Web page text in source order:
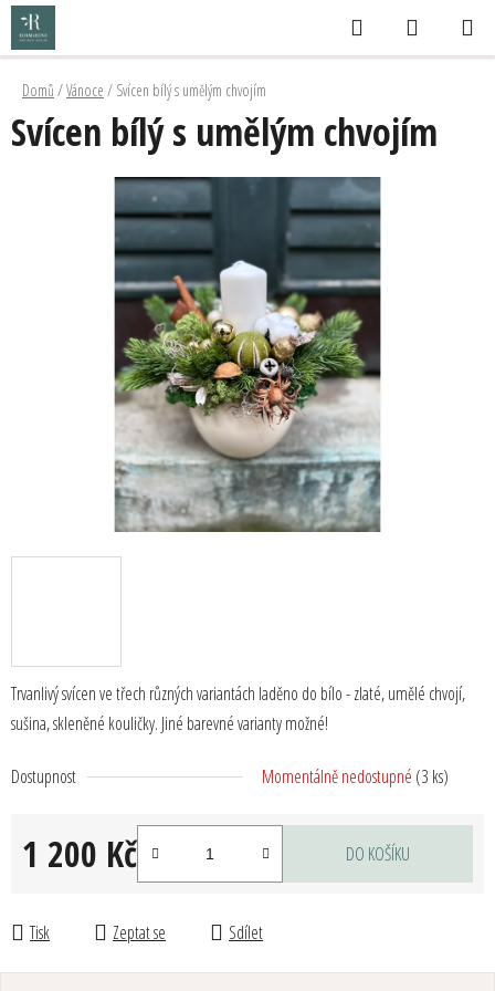
Přejít
obsah
Hledat
NÁKUPNÍ
KOŠÍK
Domů /Vánoce / Svícen bílý s umělým chvojím
Trvanlivý svícen ve třech různých variantách laděno do bílo - zlaté, umělé chvojí,
sušina, skleněné kouličky. Jiné barevné varianty možné!
Dostupnost Momentálně nedostupné (3 ks)
1 200 Kč DO KOŠÍKU
Tisk Zeptat se Sdílet
Svícen bílý s umělým chvojím